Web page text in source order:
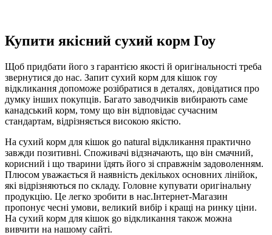
Купити якісний сухий корм Гоу
Щоб придбати його з гарантією якості й оригінальності треба
звернутися до нас. Запит сухий корм для кішок гоу
відкликання допоможе розібратися в деталях, довідатися про
думку інших покупців. Багато заводчиків вибирають саме
канадський корм, тому що він відповідає сучасним
стандартам, відрізняється високою якістю.
На сухий корм для кішок go natural відкликання практично
завжди позитивні. Споживачі відзначають, що він смачний,
корисний і що тварини їдять його зі справжнім задоволенням.
Плюсом уважається й наявність декількох основних лінійок,
які відрізняються по складу. Головне купувати оригінальну
продукцію. Це легко зробити в нас.Інтернет-Магазин
пропонує чесні умови, великий вибір і кращі на ринку ціни.
На сухий корм для кішок go відкликання також можна
вивчити на нашому сайті.